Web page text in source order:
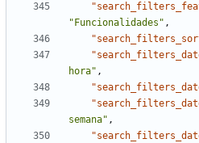
"Funcionalidades" ,
hora" ,
semana" ,